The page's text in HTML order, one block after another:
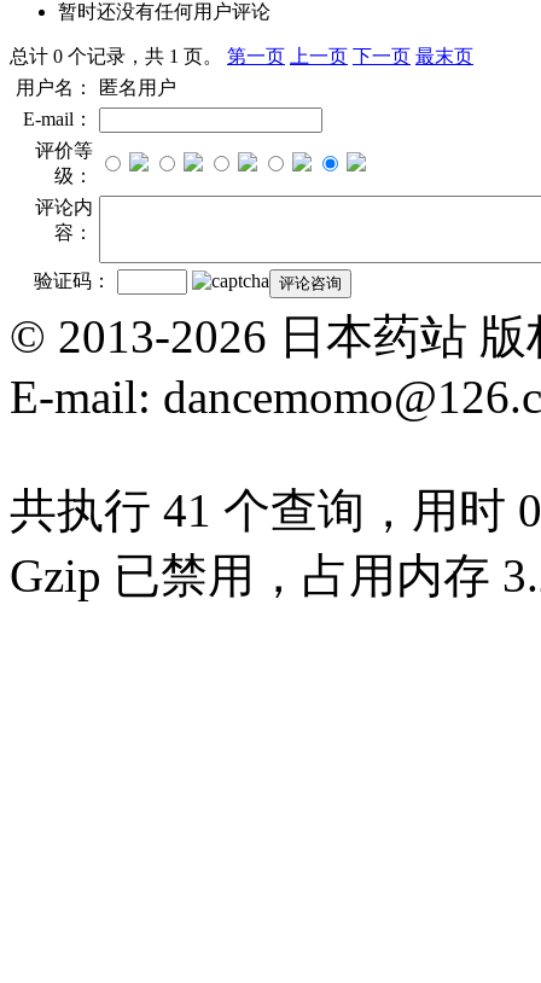
暂时还没有任何用户评论
总计 0 个记录，共 1 页。 第一页 上一页 下一页 最末页
用户名：
匿名用户
E-mail：
评价等
级：
评论内
容：
验证码：
© 2013-2026 日本药站
E-mail:
共执行 41 个查询，用时
Gzip 已禁用，占用内存